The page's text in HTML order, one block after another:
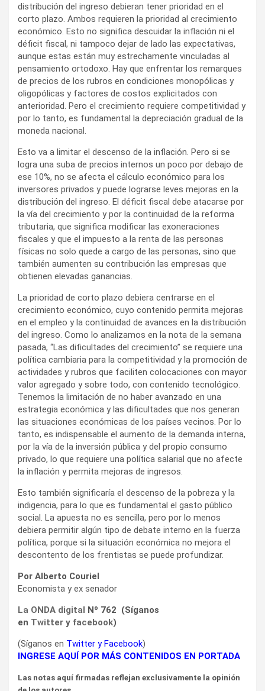
distribución del ingreso debieran tener prioridad en el
corto plazo. Ambos requieren la prioridad al crecimiento
económico. Esto no significa descuidar la inflación ni el
déficit fiscal, ni tampoco dejar de lado las expectativas,
aunque estas están muy estrechamente vinculadas al
pensamiento ortodoxo. Hay que enfrentar los remarques
de precios de los rubros en condiciones monopólicas y
oligopólicas y factores de costos explicitados con
anterioridad. Pero el crecimiento requiere competitividad y
por lo tanto, es fundamental la depreciación gradual de la
moneda nacional.
Esto va a limitar el descenso de la inflación. Pero si se
logra una suba de precios internos un poco por debajo de
ese 10%, no se afecta el cálculo económico para los
inversores privados y puede lograrse leves mejoras en la
distribución del ingreso. El déficit fiscal debe atacarse por
la vía del crecimiento y por la continuidad de la reforma
tributaria, que significa modificar las exoneraciones
fiscales y que el impuesto a la renta de las personas
físicas no solo quede a cargo de las personas, sino que
también aumenten su contribución las empresas que
obtienen elevadas ganancias.
La prioridad de corto plazo debiera centrarse en el
crecimiento económico, cuyo contenido permita mejoras
en el empleo y la continuidad de avances en la distribución
del ingreso. Como lo analizamos en la nota de la semana
pasada, “Las dificultades del crecimiento” se requiere una
política cambiaria para la competitividad y la promoción de
actividades y rubros que faciliten colocaciones con mayor
valor agregado y sobre todo, con contenido tecnológico.
Tenemos la limitación de no haber avanzado en una
estrategia económica y las dificultades que nos generan
las situaciones económicas de los países vecinos. Por lo
tanto, es indispensable el aumento de la demanda interna,
por la vía de la inversión pública y del propio consumo
privado, lo que requiere una política salarial que no afecte
la inflación y permita mejoras de ingresos.
Esto también significaría el descenso de la pobreza y la
indigencia, para lo que es fundamental el gasto público
social. La apuesta no es sencilla, pero por lo menos
debiera permitir algún tipo de debate interno en la fuerza
política, porque si la situación económica no mejora el
descontento de los frentistas se puede profundizar.
Por Alberto Couriel
Economista y ex senador
La ONDA digital Nº 762 (Síganos
en Twitter y facebook)
(Síganos en Twitter yFacebook)
INGRESE AQUÍ POR MÁS CONTENIDOS EN PORTADA
Las notas aquí firmadas reflejan exclusivamente la opinión